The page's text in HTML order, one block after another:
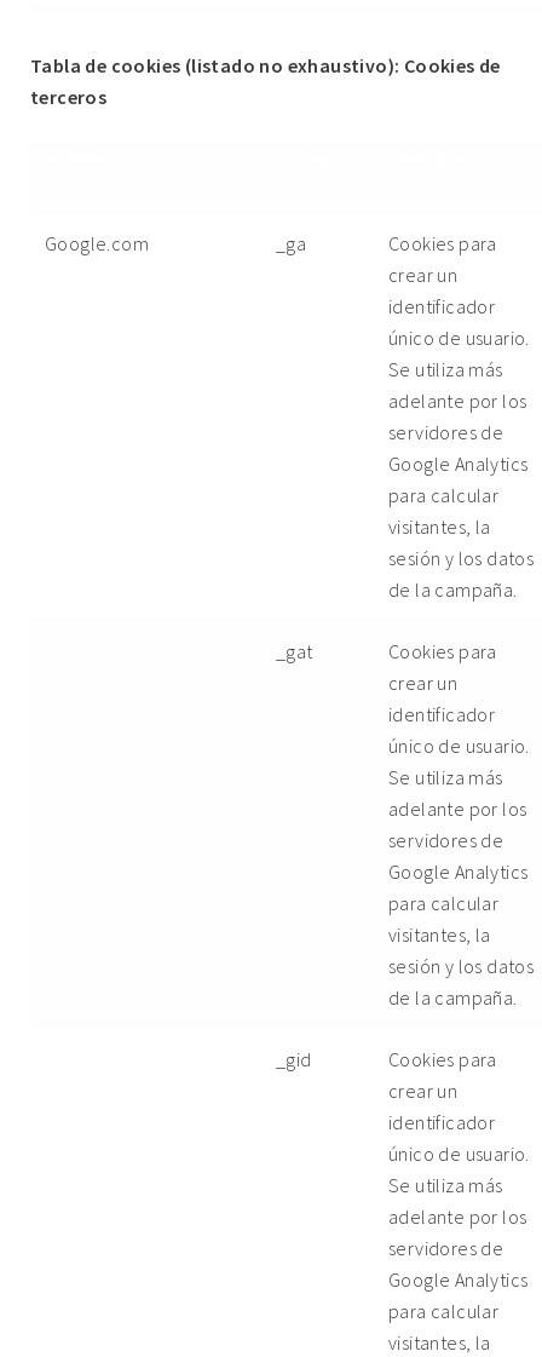
Tabla de cookies (listado no exhaustivo): Cookies de
terceros
Google.com _ga
Cookies para
crear un
identificador
único de usuario.
Se utiliza más
adelante por los
servidores de
Google Analytics
para calcular
visitantes, la
sesión y los datos
de la campaña.
_gat
Cookies para
crear un
identificador
único de usuario.
Se utiliza más
adelante por los
servidores de
Google Analytics
para calcular
visitantes, la
sesión y los datos
de la campaña.
_gid
Cookies para
crear un
identificador
único de usuario.
Se utiliza más
adelante por los
servidores de
Google Analytics
para calcular
visitantes, la